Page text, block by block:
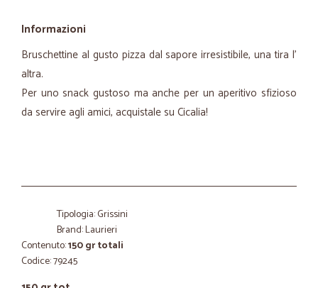
Informazioni
Bruschettine al gusto pizza dal sapore irresistibile, una tira l'
altra.
Per uno snack gustoso ma anche per un aperitivo sfizioso
da servire agli amici, acquistale su Cicalia!
Tipologia: Grissini
Brand: Laurieri
Contenuto:150 gr totali
Codice: 79245